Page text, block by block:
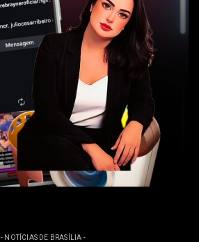
- NOTÍCIAS DE BRASÍLIA -